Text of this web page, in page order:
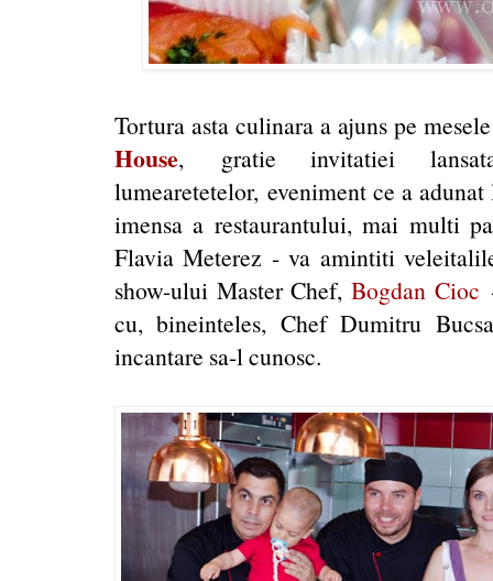
Tortura asta culinara a ajuns pe
House, gratie invitatiei
lumearetetelor, eveniment ce a
imensa a restaurantului, mai multi
Flavia Meterez - va amintiti
show-ului Master Chef,Bogdan Cioc
cu, bineinteles, Chef Dumitru
incantare sa-l cunosc.